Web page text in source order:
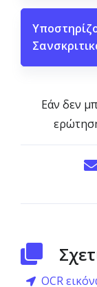
Εάν δεν
OCR